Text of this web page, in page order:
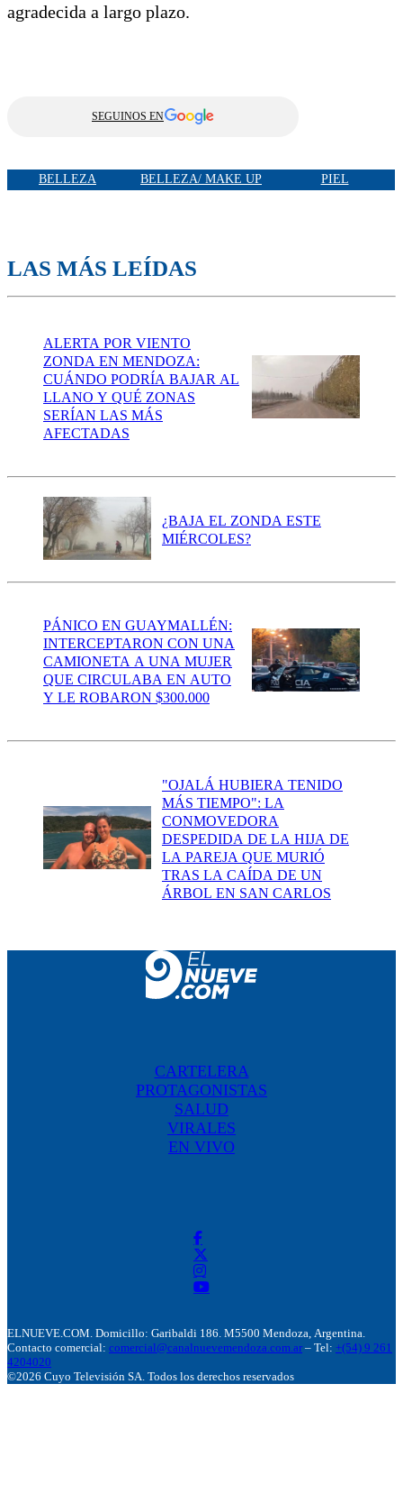
agradecida a largo plazo.
SEGUINOS EN
BELLEZA BELLEZA/ MAKE UP PIEL
LAS MÁS LEÍDAS
ALERTA POR VIENTO
ZONDA EN MENDOZA:
CUÁNDO PODRÍA BAJAR AL
LLANO Y QUÉ ZONAS
SERÍAN LAS MÁS
AFECTADAS
¿BAJA EL ZONDA ESTE
MIÉRCOLES?
PÁNICO EN GUAYMALLÉN:
INTERCEPTARON CON UNA
CAMIONETA A UNA MUJER
QUE CIRCULABA EN AUTO
Y LE ROBARON $300.000
"OJALÁ HUBIERA TENIDO
MÁS TIEMPO": LA
CONMOVEDORA
DESPEDIDA DE LA HIJA DE
LA PAREJA QUE MURIÓ
TRAS LA CAÍDA DE UN
ÁRBOL EN SAN CARLOS
CARTELERA
PROTAGONISTAS
SALUD
VIRALES
EN VIVO
ELNUEVE.COM. Domicillo: Garibaldi 186. M5500 Mendoza, Argentina.
Contacto comercial: comercial@canalnuevemendoza.com.ar – Tel: +(54) 9 261
4204020
©2026 Cuyo Televisión SA. Todos los derechos reservados